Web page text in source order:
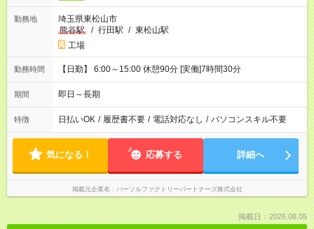
勤務地
埼玉県東松山市
熊谷駅
/ 行田駅 / 東松山駅
工場
勤務時間 【日勤】 6:00～15:00 休憩90分 [実働]7時間30分
期間 即日～長期
特徴 日払いOK / 履歴書不要 / 電話対応なし / パソコンスキル不要
気になる！ 応募する 詳細へ
掲載元企業名 パーソルファクトリーパートナーズ株式会社
掲載日：2026.08.05